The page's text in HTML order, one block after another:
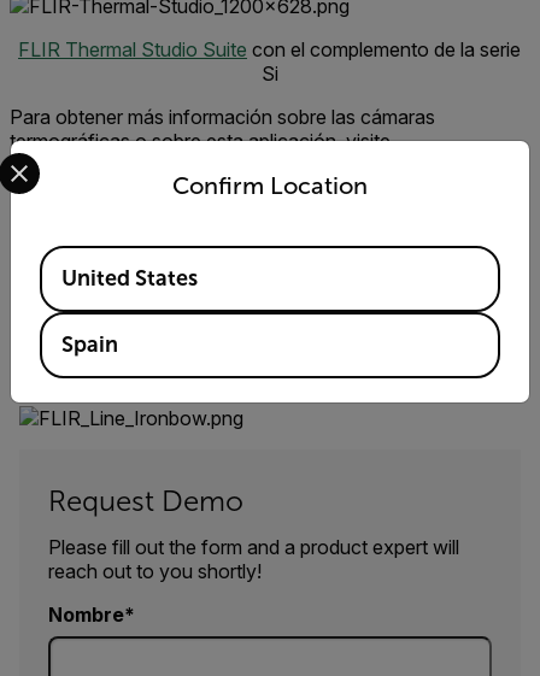
FLIR Thermal Studio Suite con el complemento de la serie
Si
Para obtener más información sobre las cámaras
termográficas o sobre esta aplicación, visite
www.FLIR.com/si124
vacío
Vea cómo las cámaras acústicas pueden reducir
drásticamente los costes energéticos para los fabricantes
farmacéuticos.
MÁS INFORMACIÓN
Request Demo
Please fill out the form and a product expert will
reach out to you shortly!
Nombre
Confirm Location
Select your preferred country and language from the
Available Locations
United States
Spain